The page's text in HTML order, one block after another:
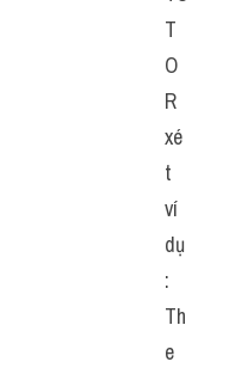
T
O
R
xé
t
ví
dụ
:
Th
e